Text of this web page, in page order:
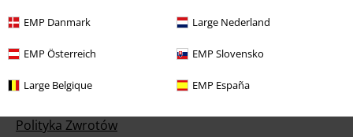
EMP Danmark Large Nederland
EMP Österreich EMP Slovensko
Large Belgique EMP España
Obsługa Klienta
FAQ
Polityka Zwrotów